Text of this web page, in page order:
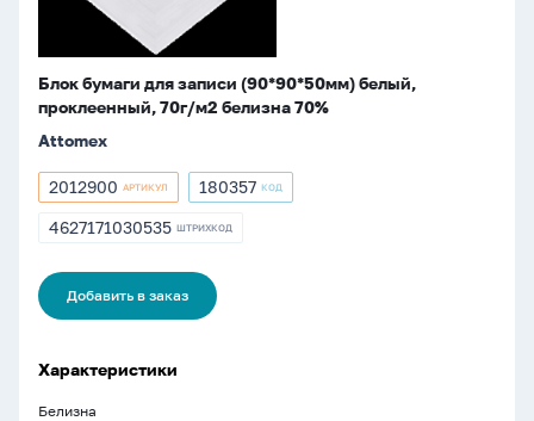
70%
Блок бумаги для записи (90*90*50мм) белый,
проклеенный, 70г/м2 белизна 70%
Attomex
Артикул
2012900
2012900 АРТИКУЛ
Артикул
180357
180357 КОД
ШТРИХКОД
4627171030535 ШТРИХКОД
Добавить в заказ
Характеристики
Белизна